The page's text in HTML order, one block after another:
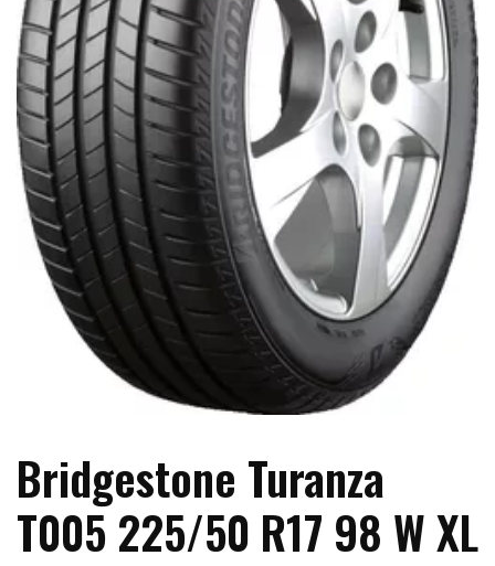
Bridgestone Turanza
T005 225/50 R17 98 W XL